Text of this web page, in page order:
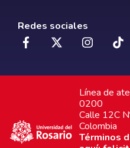
Redes sociales
Línea de
0200
Calle 12C
Colombia
Términos